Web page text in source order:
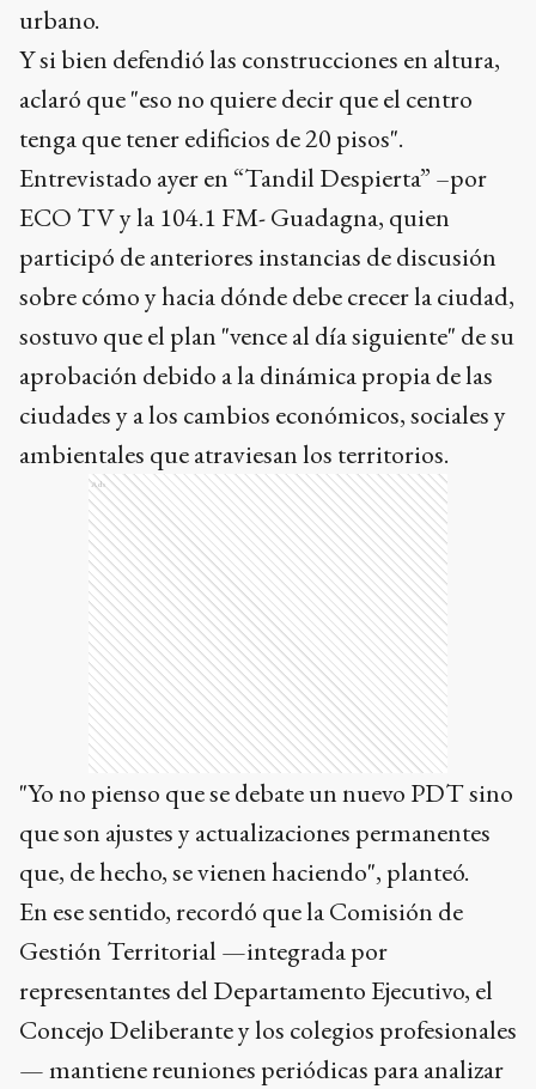
urbano.
Y si bien defendió las construcciones en altura,
aclaró que "eso no quiere decir que el centro
tenga que tener edificios de 20 pisos".
Entrevistado ayer en “Tandil Despierta” –por
ECO TV y la 104.1 FM- Guadagna, quien
participó de anteriores instancias de discusión
sobre cómo y hacia dónde debe crecer la ciudad,
sostuvo que el plan "vence al día siguiente" de su
aprobación debido a la dinámica propia de las
ciudades y a los cambios económicos, sociales y
ambientales que atraviesan los territorios.
Ads
"Yo no pienso que se debate un nuevo PDT sino
que son ajustes y actualizaciones permanentes
que, de hecho, se vienen haciendo", planteó.
En ese sentido, recordó que la Comisión de
Gestión Territorial —integrada por
representantes del Departamento Ejecutivo, el
Concejo Deliberante y los colegios profesionales
— mantiene reuniones periódicas para analizar